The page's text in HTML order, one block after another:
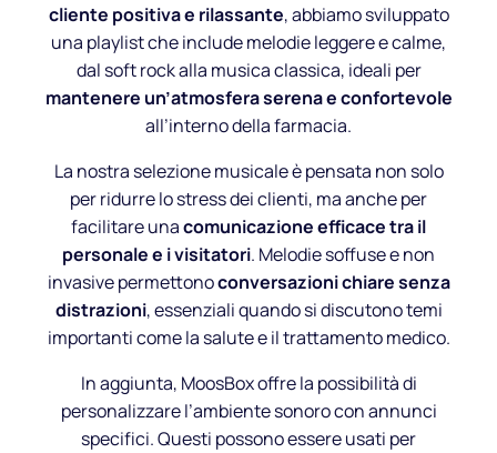
cliente positiva e rilassante, abbiamo sviluppato
una playlist che include melodie leggere e calme,
dal soft rock alla musica classica, ideali per
mantenere un’atmosfera serena e confortevole
all’interno della farmacia.
La nostra selezione musicale è pensata non solo
per ridurre lo stress dei clienti, ma anche per
facilitare unacomunicazione efficace tra il
personale e i visitatori. Melodie soffuse e non
invasive permettonoconversazioni chiare senza
distrazioni, essenziali quando si discutono temi
importanti come la salute e il trattamento medico.
In aggiunta, MoosBox offre la possibilità di
personalizzare l’ambiente sonoro con annunci
specifici. Questi possono essere usati per